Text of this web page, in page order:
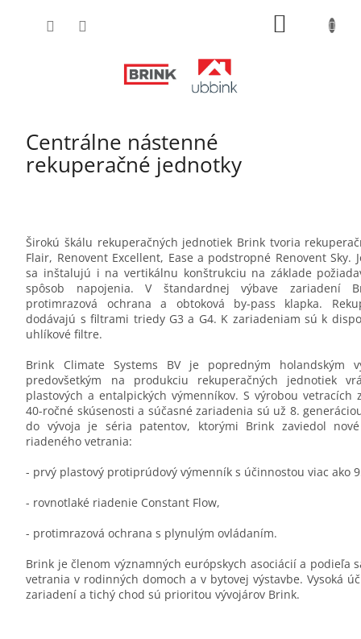
Centrálne nástenné
rekuperačné jednotky
Širokú škálu rekuperačných jednotiek Brink tvoria
Flair, Renovent Excellent, Ease a podstropné Renovent Sky.
sa inštalujú i na vertikálnu konštrukciu na základe
spôsob napojenia. V štandardnej výbave zariadení
protimrazová ochrana a obtoková by-pass klapka.
dodávajú s filtrami triedy G3 a G4. K zariadeniam sú k
uhlíkové filtre.
Brink Climate Systems BV je popredným holandským
predovšetkým na produkciu rekuperačných jednotiek
plastových a entalpických výmenníkov. S výrobou vetracích
40-ročné skúsenosti a súčasné zariadenia sú už 8.
do vývoja je séria patentov, ktorými Brink zaviedol
riadeného vetrania:
- prvý plastový protiprúdový výmenník s účinnostou viac ako
- rovnotlaké riadenie Constant Flow,
- protimrazová ochrana s plynulým ovládaním.
Brink je členom významných európskych asociácií a podieľa
vetrania v rodinných domoch a v bytovej výstavbe. Vysoká
zariadení a tichý chod sú prioritou vývojárov Brink.